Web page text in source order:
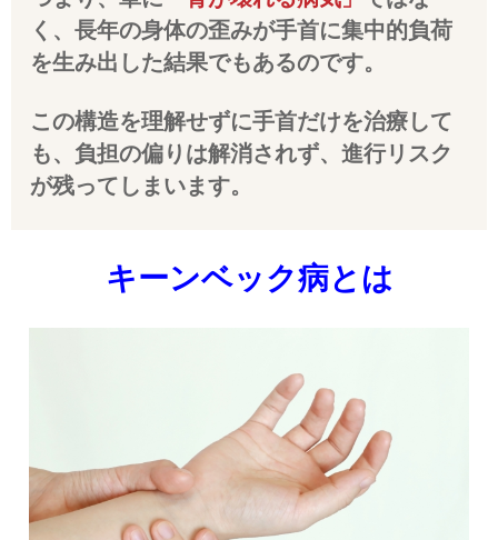
く、長年の身体の歪みが手首に集中的負荷
を生み出した結果でもあるのです。
この構造を理解せずに手首だけを治療して
も、負担の偏りは解消されず、進行リスク
が残ってしまいます。
キーンベック病とは